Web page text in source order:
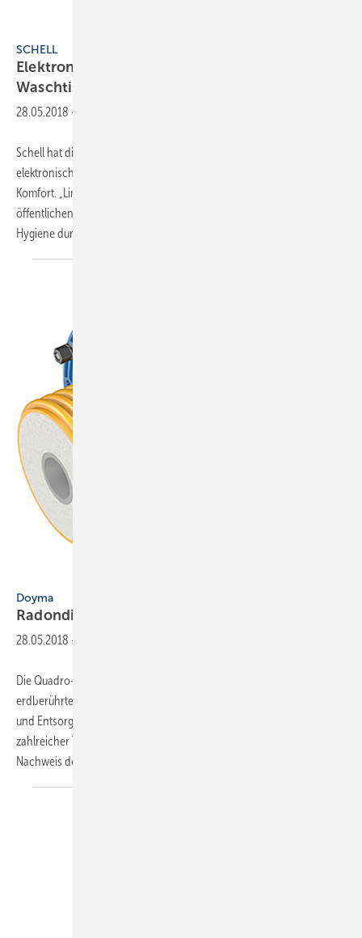
SCHELL
Elektronischer Wandauslauf für den
Waschtisch
28.05.2018 -
Schell hat die Wandauslaufserie „Linus“ für den Waschtisch um eine
elektronische Variante ergänzt – für mehr Sicherheit, Sauberkeit und
Komfort. „Linus E“ entspricht den gestiegenen Ansprüchen im
öffentlichen und halböffentlichen Sanitärraum: Sie bietet optimale
Hygiene durch die
Doyma
Radondichte
28.05.2018 -
Die Quadro-Secura- und Curaflex-Dichtungssysteme dichten in
erdberührten Sohlen und Kellerwänden die Durchführung von Ver-
und Entsorgungsleitungen auch gegen Radon ab. Das wurde anhand
zahlreicher Tests mit Dichtungssystemen von Doyma bestätigt. Zum
Nachweis der Radondichtheit